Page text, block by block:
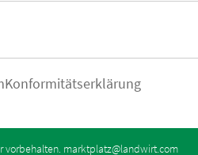
Konformitätserklärung
vorbehalten. marktplatz@landwirt.com